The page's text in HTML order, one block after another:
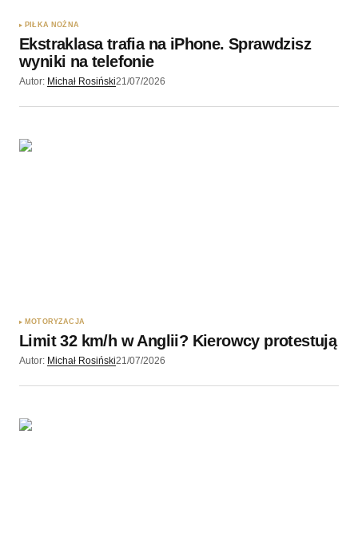
PIŁKA NOŻNA
Ekstraklasa trafia na iPhone. Sprawdzisz
wyniki na telefonie
Autor: Michał Rosiński21/07/2026
MOTORYZACJA
Limit 32 km/h w Anglii? Kierowcy protestują
Autor: Michał Rosiński21/07/2026